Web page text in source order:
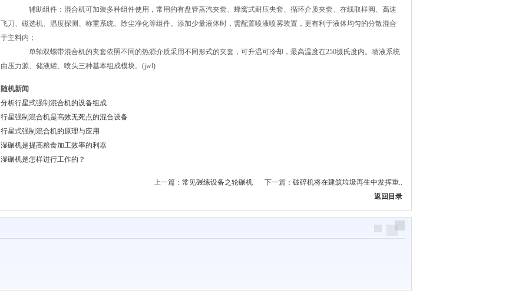
辅助组件：混合机可加装多种组件使用，常用的有盘管蒸汽夹套、蜂窝式耐压夹套、循环介质夹套、在线取样阀、高速
飞刀、磁选机、温度探测、称重系统、除尘净化等组件。添加少量液体时，需配置喷液喷雾装置，更有利于液体均匀的分散混合
于主料内；
单轴双螺带混合机的夹套依照不同的热源介质采用不同形式的夹套，可升温可冷却，最高温度在250摄氏度内。喷液系统
由压力源、储液罐、喷头三种基本组成模块。(jwl)
随机新闻
分析行星式强制混合机的设备组成
行星强制混合机是高效无死点的混合设备
行星式强制混合机的原理与应用
湿碾机是提高粮食加工效率的利器
湿碾机是怎样进行工作的？
破碎机将在建筑垃圾再生中发挥重..
下一篇：
常见碾练设备之轮碾机
上一篇：
返回目录